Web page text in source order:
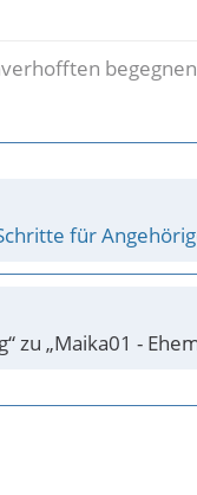
für
zu „Maika01 -